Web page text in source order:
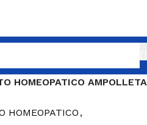
HOMEOPATICO AMPOLLETA
HOMEOPATICO ,